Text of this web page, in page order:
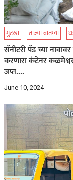
गुटखा ताज्या बातम्या
सॅनीटरी पॅड च्या
करणारा कंटेनर
जप्त….
June 10, 2024